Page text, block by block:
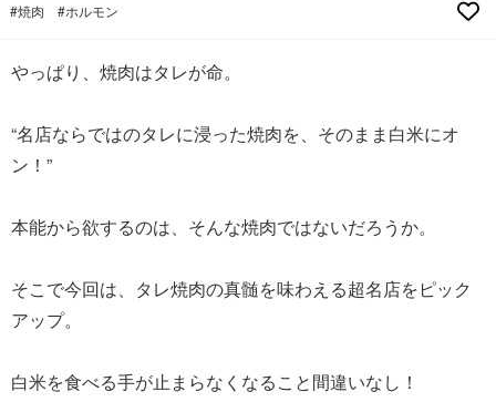
#焼肉 #ホルモン
やっぱり、焼肉はタレが命。
“名店ならではのタレに浸った焼肉を、そのまま白米にオ
ン！”
本能から欲するのは、そんな焼肉ではないだろうか。
そこで今回は、タレ焼肉の真髄を味わえる超名店をピック
アップ。
白米を食べる手が止まらなくなること間違いなし！